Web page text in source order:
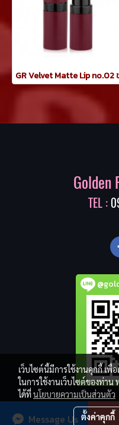
Message Us
Golden
TEL :
© Copyright 2017 All
เว็บไซต์นี้มีการใช้งานคุกกี้ เ
ในการใช้งานเว็บไซต์ของท่า
ได้ที่นโยบายความเป็นส่วนตัว
ตั้งค่าคุกกี้